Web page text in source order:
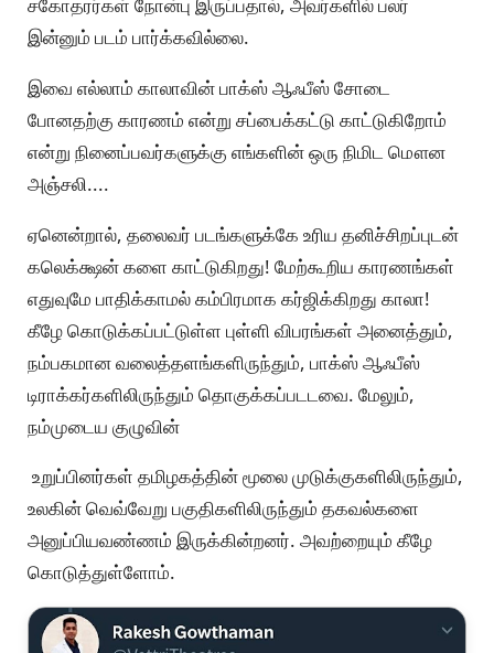
இன்னும் படம் பார்க்கவில்லை.
இவை எல்லாம் காலாவின் பாக்ஸ் ஆஃபீஸ் சோடை
போனதற்கு காரணம் என்று சப்பைக்கட்டு காட்டுகிறோம்
என்று நினைப்பவர்களுக்கு எங்களின் ஒரு நிமிட மௌன
அஞ்சலி....
ஏனென்றால், தலைவர் படங்களுக்கே உரிய தனிச்சிறப்புடன்
கலெக்க்ஷன் களை காட்டுகிறது! மேற்கூறிய காரணங்கள்
எதுவுமே பாதிக்காமல் கம்பிரமாக கர்ஜிக்கிறது காலா!
கீழே கொடுக்கப்பட்டுள்ள புள்ளி விபரங்கள் அனைத்தும்,
நம்பகமான வலைத்தளங்களிருந்தும், பாக்ஸ் ஆஃபீஸ்
டிராக்கர்களிலிருந்தும் தொகுக்கப்படடவை. மேலும்,
நம்முடைய குழுவின்
உறுப்பினர்கள் தமிழகத்தின் மூலை முடுக்குகளிலிருந்தும்,
உலகின் வெவ்வேறு பகுதிகளிலிருந்தும் தகவல்களை
அனுப்பியவண்ணம் இருக்கின்றனர். அவற்றையும் கீழே
கொடுத்துள்ளோம்.